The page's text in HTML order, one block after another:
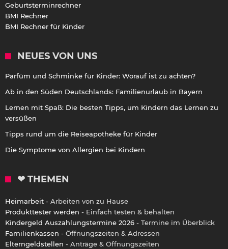
Geburtsterminrechner
BMI Rechner
BMI Rechner für Kinder
NEUES VON UNS
Parfüm und Schminke für Kinder: Worauf ist zu achten?
Ab in den Süden Deutschlands: Familienurlaub in Bayern
Lernen mit Spaß: Die besten Tipps, um Kindern das Lernen zu
versüßen
Tipps rund um die Reiseapotheke für Kinder
Die Symptome von Allergien bei Kindern
❤ THEMEN
Heimarbeit - Arbeiten von zu Hause
Produkttester werden - Einfach testen & behalten
Kindergeld Auszahlungstermine 2026 - Termine im Überblick
Familienkassen - Öffnungszeiten & Adressen
Elterngeldstellen - Anträge & Öffnungszeiten